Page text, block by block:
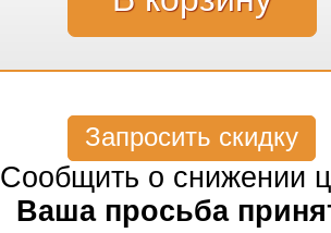
Запросить скидку
Сообщить о снижении
Ваша просьба